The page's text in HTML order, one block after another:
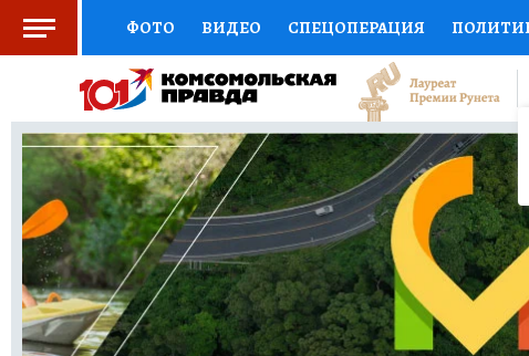
ФОТО ВИДЕО СПЕЦОПЕРАЦИЯ
СОЦПОДДЕРЖКА НАУКА СПОРТ
ВЫБОР ЭКСПЕРТОВ ДОКТОР ФИНАНСЫ
КНИЖНАЯ ПОЛКА ПРОГНОЗЫ НА СПОРТ
ПРЕСС-ЦЕНТР НЕДВИЖИМОСТЬ
РАДИО КП РЕКЛАМА ТЕСТЫ НОВОЕ НА